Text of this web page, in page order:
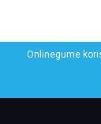
Onlinegume